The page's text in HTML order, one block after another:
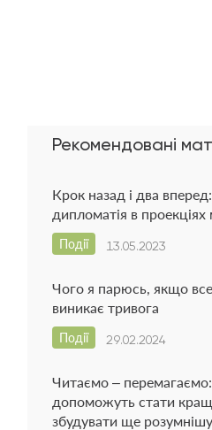
Рекомендовані
Крок назад і два
дипломатія в
13.05.2023
Події
Чого я парюсь, якщо все
виникає тривога
29.02.2024
Події
Читаємо – перемагаємо:
допоможуть стати
збудувати ще